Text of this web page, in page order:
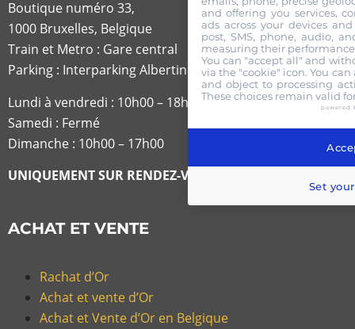
Boutique numéro 33,
1000 Bruxelles, Belgique
Train et Metro : Gare central
Parking : Interparking Albertine
Lundi à vendredi : 10h00 – 18h30
Samedi : Fermé
Dimanche : 10h00 – 17h00
UNIQUEMENT SUR RENDEZ-VOUS
ACHAT ET VENTE
Rachat d’Or
Achat et vente d’Or
Achat et Vente d’Or en Belgique
and offering you services,
ads across your devices
post, SMS, phone, audio,
measuring their
You can "accept all" and
via the "cookie" icon. You
and object to processing
These choices remain valid
powered
Set